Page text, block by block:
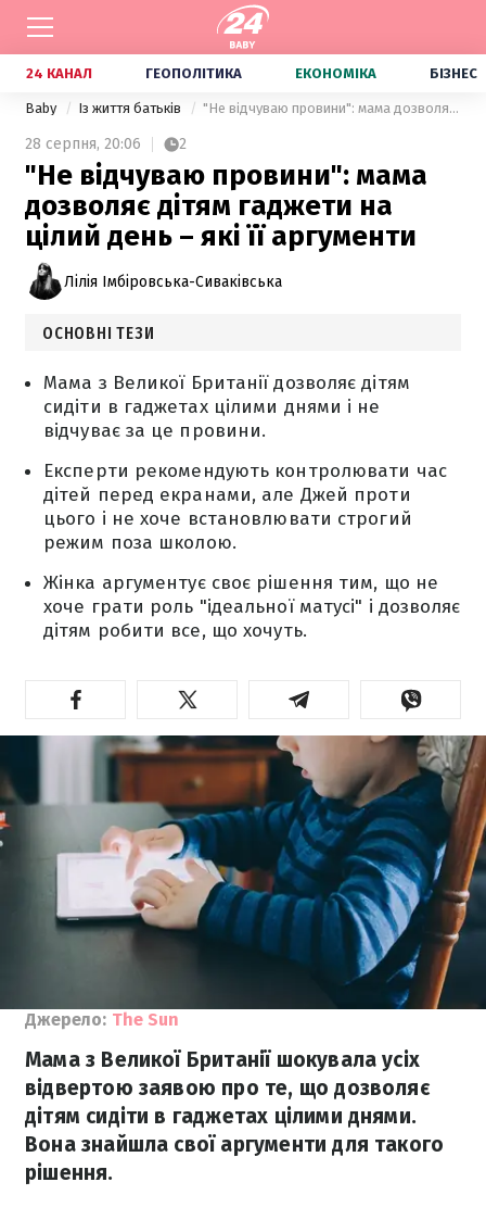
24 КАНАЛ ГЕОПОЛІТИКА ЕКОНОМІКА БІЗНЕС
Baby Із життя батьків "Не відчуваю провини": мама дозволяє дітям гаджети на цілий день – які її аргументи
28 серпня, 20:06 2
"Не відчуваю провини": мама
дозволяє дітям гаджети на
цілий день – які її аргументи
Лілія Імбіровська-Сиваківська
ОСНОВНІ ТЕЗИ
Мама з Великої Британії дозволяє дітям
сидіти в гаджетах цілими днями і не
відчуває за це провини.
Експерти рекомендують контролювати час
дітей перед екранами, але Джей проти
цього і не хоче встановлювати строгий
режим поза школою.
Жінка аргументує своє рішення тим, що не
хоче грати роль "ідеальної матусі" і дозволяє
дітям робити все, що хочуть.
Джерело: The Sun
Мама з Великої Британії шокувала усіх
відвертою заявою про те, що дозволяє
дітям сидіти в гаджетах цілими днями.
Вона знайшла свої аргументи для такого
рішення.